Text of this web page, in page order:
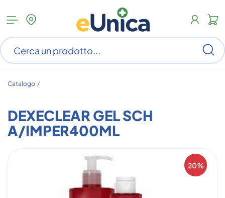
Apri
menu
categorie
Catalogo /
DEXECLEAR GEL SCH
A/IMPER400ML
20%